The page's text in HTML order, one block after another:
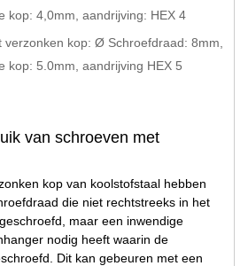
kop: 4,0mm, aandrijving: HEX 4
verzonken kop: Ø Schroefdraad: 8mm,
kop: 5.0mm, aandrijving HEX 5
van schroeven met
kop van koolstofstaal hebben
die niet rechtstreeks in het
maar een inwendige
nodig heeft waarin de
Dit kan gebeuren met een